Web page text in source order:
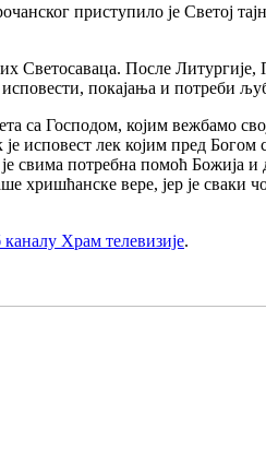
приступило је Светој
Светосаваца. После
исповести, покајања и потреби
са Господом, којим вежбамо
исповест лек којим пред
свима потребна помоћ Божија
хришћанске вере, јер је
каналу Храм телевизије.